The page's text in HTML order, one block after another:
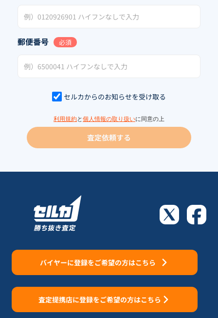
郵便番号 必須
セルカからのお知らせを受け取る
利用規約と 個人情報の取り扱いに同意の上
査定依頼する
バイヤーに登録をご希望の方はこちら
査定提携店に登録をご希望の方はこちら